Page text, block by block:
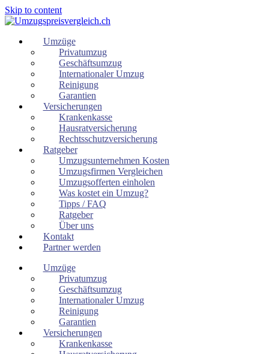
Skip to content
Umzüge
Privatumzug
Geschäftsumzug
Internationaler Umzug
Reinigung
Garantien
Versicherungen
Krankenkasse
Hausratversicherung
Rechtsschutzversicherung
Ratgeber
Umzugsunternehmen Kosten
Umzugsfirmen Vergleichen
Umzugsofferten einholen
Was kostet ein Umzug?
Tipps / FAQ
Ratgeber
Über uns
Kontakt
Partner werden
Umzüge
Privatumzug
Geschäftsumzug
Internationaler Umzug
Reinigung
Garantien
Versicherungen
Krankenkasse